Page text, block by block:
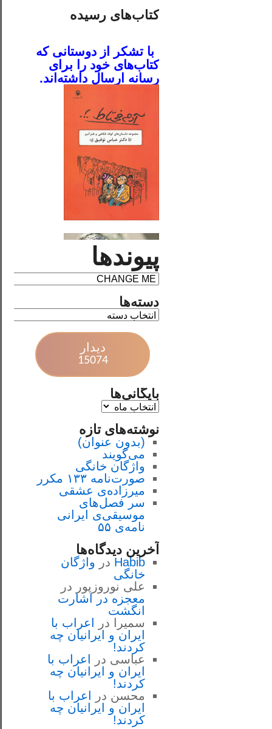
کتاب‌های رسیده
با تشکر از دوستانی که
کتاب‌های خود را برای
رسانه ارسال داشته‌اند.
پیوندها
دسته‌ها
دیدار
15074
بایگانی‌ها
نوشته‌های تازه
(بدون عنوان)
می‌گویند
واژگان خانگی
صورت‌نامه ۱۳۳ مکرر
میرزاده‌ی عشقی
سر فصل‌هاى
موسيقى‌ی ايرانى
نامه‌ی ۵۵
آخرین دیدگاه‌ها
Habib در واژگان
خانگی
علی نوروزپور در
معجزه در اشارت
انگشت
سمیرا
در
اعراب با
ايران و ايرانيان چه
كردند!
عباسی در
اعراب با
ايران و ايرانيان چه
كردند!
محسن در
اعراب با
ايران و ايرانيان چه
كردند!